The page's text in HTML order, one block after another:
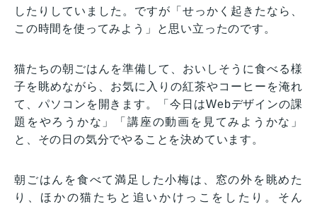
したりしていました。ですが「せっかく起きたなら、
この時間を使ってみよう」と思い立ったのです。
猫たちの朝ごはんを準備して、おいしそうに食べる様
子を眺めながら、お気に入りの紅茶やコーヒーを淹れ
て、パソコンを開きます。「今日はWebデザインの課
題をやろうかな」「講座の動画を見てみようかな」
と、その日の気分でやることを決めています。
朝ごはんを食べて満足した小梅は、窓の外を眺めた
り、ほかの猫たちと追いかけっこをしたり。そん